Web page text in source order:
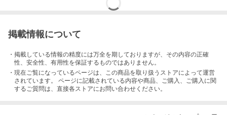
掲載情報について
・掲載している情報の精度には万全を期しておりますが、その内容の正確
性、安全性、有用性を保証するものではありません。
・現在ご覧になっているページは、この商品を取り扱うストアによって運営
されています。 ページに記載されている内容や商品、ご購入 、ご購入に関
するご質問は、直接各ストアにお問い合わせください。